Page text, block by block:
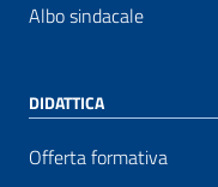
Albo sindacale
DIDATTICA
Offerta formativa